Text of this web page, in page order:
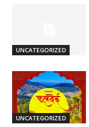
UNCATEGORIZED
UNCATEGORIZED